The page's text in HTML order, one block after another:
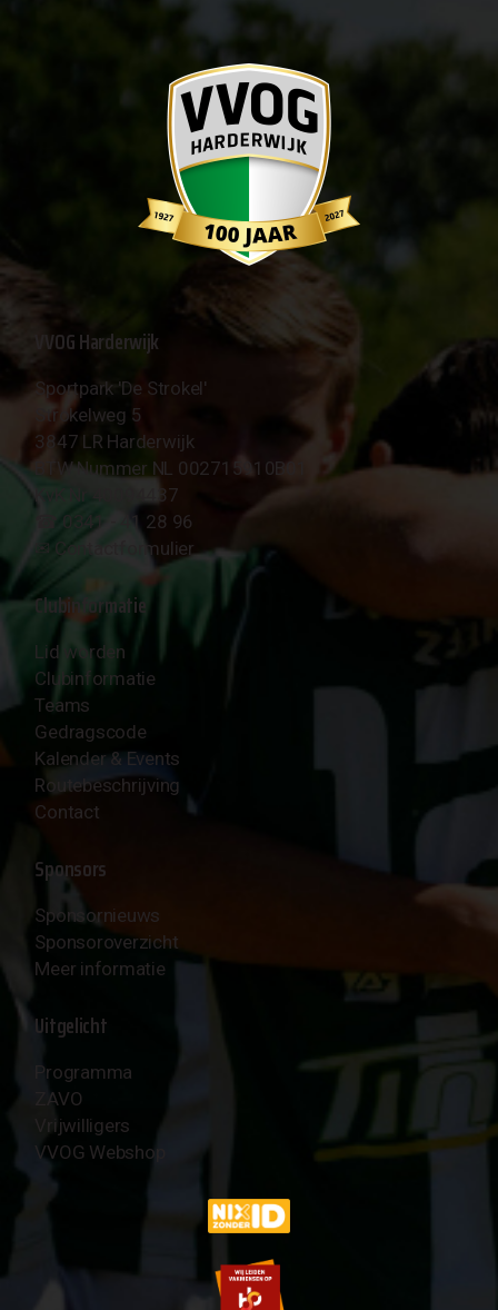
VVOG Harderwijk
Sportpark 'De Strokel'
Strokelweg 5
3847 LR Harderwijk
BTW Nummer NL 002715910B01
KvK Nr 40094437
☎︎ 0341 - 41 28 96
✉︎ Contactformulier
Clubinformatie
Lid worden
Clubinformatie
Teams
Gedragscode
Kalender & Events
Routebeschrijving
Contact
Sponsors
Sponsornieuws
Sponsoroverzicht
Meer informatie
Uitgelicht
Programma
ZAVO
Vrijwilligers
VVOG Webshop